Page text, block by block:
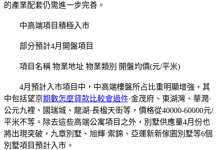
的產業配套仍需進一步完善。
中高端項目積極入市
部分預計4月開盤項目
項目名稱 物業地址 物業類別 開盤均價(元/平米)
4月預計入市項目中，中高端樓盤所占比重明顯增強，其
中包括望京期數怎麼貸款比較會過件·金茂府、東湖灣、華潤·
公元九裡、國瑞城、龍湖·長楹天街等，價格從40000-60000元/
平米不等。除去這些高端公寓項目之外，別墅供應量4月份也
將出現突破，九章別墅、旭輝·禦錦、亞運新新傢園別墅等6個
別墅項目預計入市。